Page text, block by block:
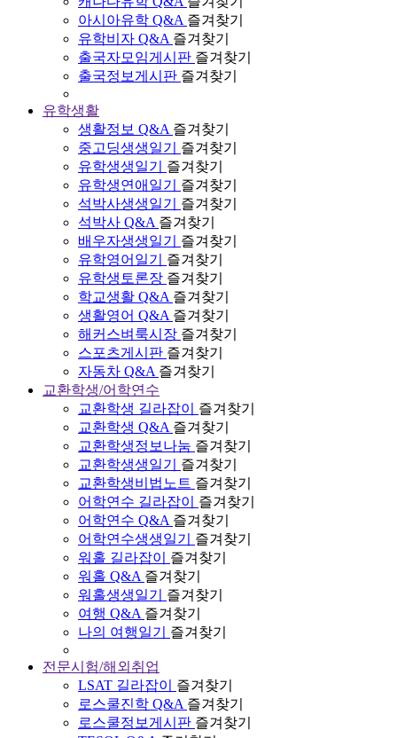
아시아유학 Q&A 즐겨찾기
유학비자 Q&A 즐겨찾기
출국자모임게시판 즐겨찾기
출국정보게시판 즐겨찾기
유학생활
생활정보 Q&A 즐겨찾기
중고딩생생일기
즐겨찾기
유학생생일기
즐겨찾기
유학생연애일기
즐겨찾기
석박사생생일기
즐겨찾기
석박사 Q&A 즐겨찾기
배우자생생일기
즐겨찾기
유학영어일기
즐겨찾기
유학생토론장 즐겨찾기
학교생활 Q&A 즐겨찾기
생활영어 Q&A 즐겨찾기
해커스벼룩시장 즐겨찾기
스포츠게시판 즐겨찾기
자동차 Q&A 즐겨찾기
교환학생/어학연수
교환학생 길라잡이
즐겨찾기
교환학생 Q&A 즐겨찾기
교환학생정보나눔 즐겨찾기
교환학생생일기
즐겨찾기
교환학생비법노트 즐겨찾기
어학연수 길라잡이
즐겨찾기
어학연수 Q&A 즐겨찾기
어학연수생생일기
즐겨찾기
워홀 길라잡이
즐겨찾기
워홀 Q&A 즐겨찾기
워홀생생일기
즐겨찾기
여행 Q&A 즐겨찾기
나의 여행일기
즐겨찾기
전문시험/해외취업
LSAT 길라잡이
즐겨찾기
로스쿨진학 Q&A 즐겨찾기
로스쿨정보게시판 즐겨찾기